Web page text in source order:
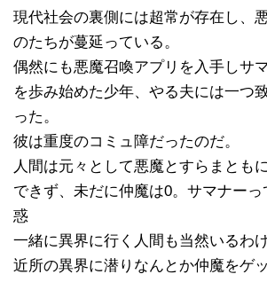
現代社会の裏側には超常が存在し、
のたちが蔓延っている。
偶然にも悪魔召喚アプリを入手しサ
を歩み始めた少年、やる夫には一つ
った。
彼は重度のコミュ障だったのだ。
人間は元々として悪魔とすらまとも
できず、未だに仲魔は0。サマナー
惑
一緒に異界に行く人間も当然いるわ
近所の異界に潜りなんとか仲魔をゲ